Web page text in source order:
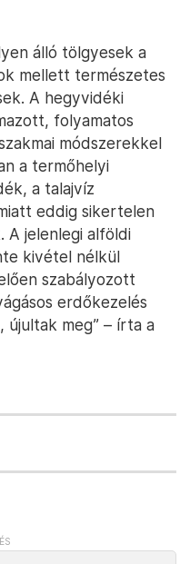
álló tölgyesek a
mellett természetes
A hegyvidéki
folyamatos
módszerekkel
a termőhelyi
a talajvíz
eddig sikertelen
A jelenlegi alföldi
kivétel nélkül
szabályozott
erdőkezelés
meg” – írta a